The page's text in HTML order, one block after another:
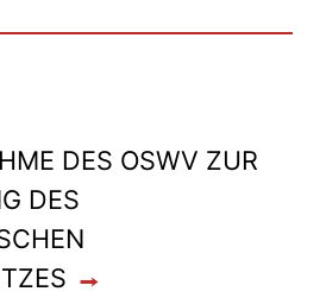
DES OSWV ZUR
DES